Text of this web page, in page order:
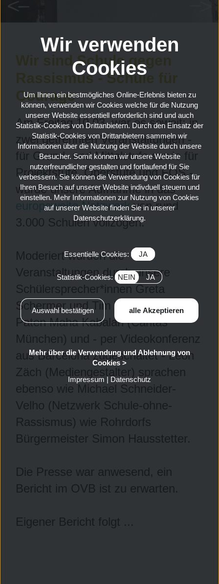
Wir sind Schule gegen
Rassismus - Schule für
Courage
Am Freitag 10.03. war es soweit: in
zwei getrennten Veranstaltungen -
für Grund- und Mittelstufe sowie für
Projektstufe, Oberstufe und FOS -
wurde unsere Aufnahme in das
europaweite Netzwerkvon rund
3.000 Schulen vollzogen.
Moderiert wurden die
Veranstaltungen durch unsere
Schülersprecher*innen Greta
Schermer und Tim Vetter. Unsere
Paten Maha Kabalan (Caritas
München) und - per Videokonferenz
aus Barcelona zugeschaltet - Leon
Zäch (Mediengestalter) sprachen
ebenso wie Michael Schneider-
Velho (Netzwerk Schule-ohne-
Rassismus) wie Rohrdorfs
Bürgermeister Simon Hausstetter.
Die Presse war anwesend, ein
Bericht im OVB ist zu erwarten.
Eigener Bericht folgt ...
Wir verwenden
Cookies
Um Ihnen ein bestmögliches Online-Erlebnis bieten zu
können, verwenden wir Cookies welche für die Nutzung
unserer Website essentiell erforderlich sind und auch
Statistik-Cookies von Drittanbietern. Durch den Einsatz der
Statistik-Cookies von Drittanbietern sammeln wir
Informationen über die Nutzung der Website durch unsere
Besucher. Somit können wir unsere Website
nutzerfreundlicher gestalten und fortlaufend für Sie
verbessern. Sie können die Verwendung von Cookies für
Ihren Besuch auf unserer Website indivduell steuern und
einstellen. Mehr Informationen zur Nutzung von Cookies
auf unserer Website finden Sie in unserer
Datenschutzerklärung.
Essentielle Cookies: JA
Statistik-Cookies: NEIN JA
Mehr über die Verwendung und Ablehnung von
Cookies >
Impressum | Datenschutz